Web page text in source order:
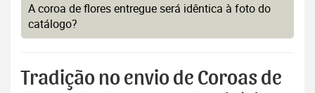
A coroa de flores entregue será idêntica à foto do
catálogo?
Tradição no envio de Coroas de